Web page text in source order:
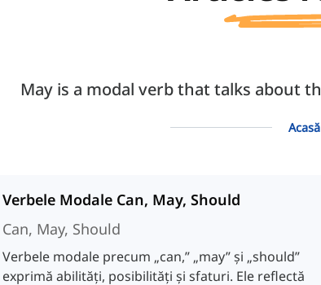
May is a modal verb that talks about
Acasă
Verbele Modale Can, May, Should
Can, May, Should
Verbele modale precum „can,” „may” și „should”
exprimă abilități, posibilități și sfaturi. Ele reflectă